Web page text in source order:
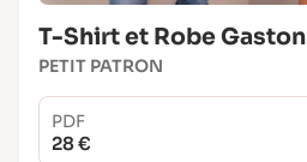
T-Shirt et Robe
PETIT PATRON
PDF
28 €